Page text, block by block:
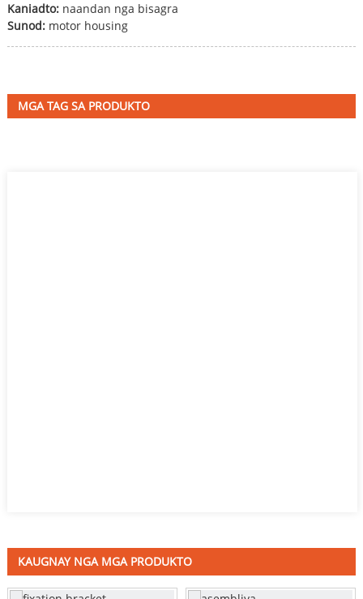
Kaniadto: naandan nga bisagra
Sunod: motor housing
MGA TAG SA PRODUKTO
KAUGNAY NGA MGA PRODUKTO